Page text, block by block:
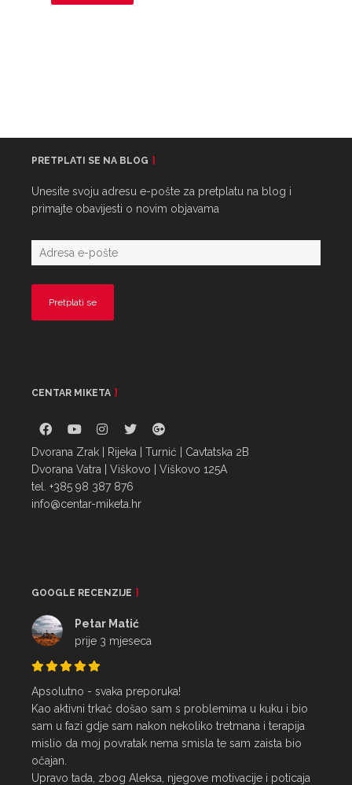
PRETPLATI SE NA BLOG
Unesite svoju adresu e-pošte za pretplatu na blog i
primajte obavijesti o novim objavama
CENTAR MIKETA
Dvorana Zrak | Rijeka | Turnić | Cavtatska 2B
Dvorana Vatra | Viškovo | Viškovo 125A
tel. +385 98 387 876
info@centar-miketa.hr
GOOGLE RECENZIJE
Petar Matić
prije 3 mjeseca
Apsolutno - svaka preporuka!
Kao aktivni trkač došao sam s problemima u kuku i bio
sam u fazi gdje sam nakon nekoliko tretmana i terapija
mislio da moj povratak nema smisla te sam zaista bio
očajan.
Upravo tada, zbog Aleksa, njegove motivacije i poticaja